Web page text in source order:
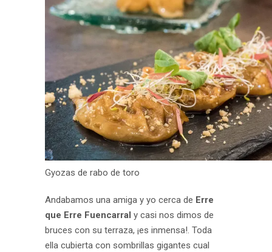
Gyozas de rabo de toro
Andabamos una amiga y yo cerca de Erre
que Erre Fuencarral y casi nos dimos de
bruces con su terraza, ¡es inmensa!. Toda
ella cubierta con sombrillas gigantes cual